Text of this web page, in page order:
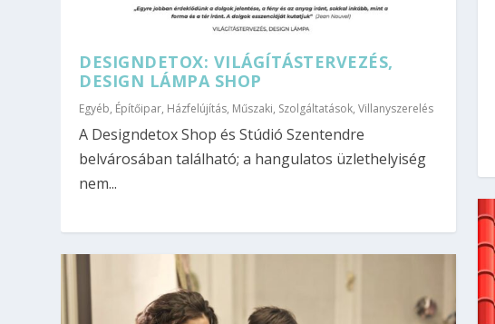
DESIGNDETOX: VILÁGÍTÁSTERVEZÉS,
DESIGN LÁMPA SHOP
Egyéb, Építőipar, Házfelújítás, Műszaki, Szolgáltatások,Villanyszerelés
A Designdetox Shop és Stúdió Szentendre
belvárosában található; a hangulatos üzlethelyiség
nem...